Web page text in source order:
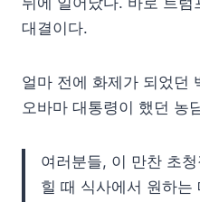
대결이다.
얼마 전에 화제가 되었던
오바마 대통령이 했던 농
여러분들, 이 만찬 초
힐 때 식사에서 원하는